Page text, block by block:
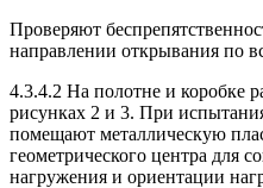
Проверяют
направлении открывания по
4.3.4.2 На полотне и коробке
рисунках 2 и 3. При
помещают металлическую
геометрического центра для
нагружения и ориентации